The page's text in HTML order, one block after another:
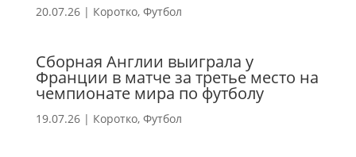
20.07.26| Коротко, Футбол
Сборная Англии выиграла у
Франции в матче за третье место на
чемпионате мира по футболу
19.07.26| Коротко, Футбол